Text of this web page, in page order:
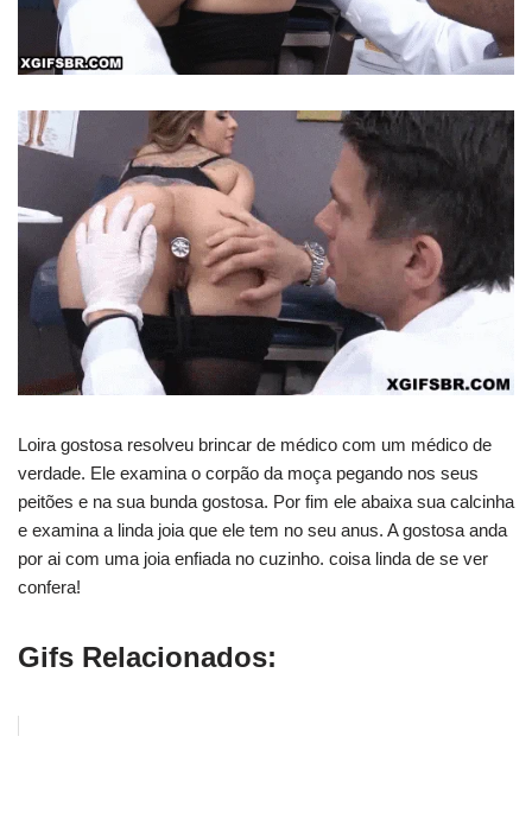
Loira gostosa resolveu brincar de médico com um médico de
verdade. Ele examina o corpão da moça pegando nos seus
peitões e na sua bunda gostosa. Por fim ele abaixa sua calcinha
e examina a linda joia que ele tem no seu anus. A gostosa anda
por ai com uma joia enfiada no cuzinho. coisa linda de se ver
confera!
Gifs Relacionados: